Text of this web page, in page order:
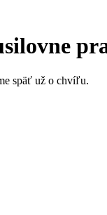
späť už o chvíľu.